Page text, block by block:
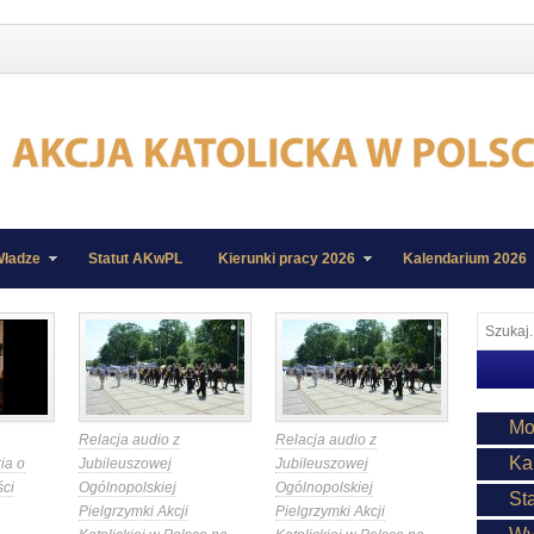
Statut AKwPL Kierunki pracy 2026 Kalendarium 2026
o
Relacja audio z
Jubileuszowej
Ogólnopolskiej
Pielgrzymki Akcji
Relacja audio z
Jubileuszowej
Ogólnopolskiej
Pielgrzymki Akcji